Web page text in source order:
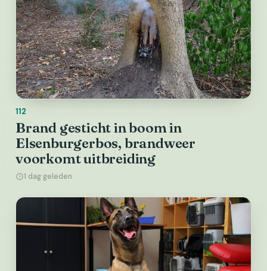
112
Brand gesticht in boom in
Elsenburgerbos, brandweer
voorkomt uitbreiding
1 dag geleden